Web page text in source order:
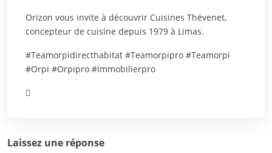
Orizon vous invite à découvrir Cuisines Thévenet,
concepteur de cuisine depuis 1979 à Limas.
#Teamorpidirecthabitat #Teamorpipro #Teamorpi
#Orpi #Orpipro #Immobilierpro
Laissez une réponse